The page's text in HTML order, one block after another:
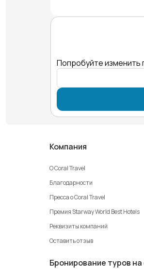
Попробуйте изменить
Компания
О Coral Travel
Благодарности
Пресса о Coral Travel
Премия Starway World Best Hotels
Реквизиты компаний
Оставить отзыв
Бронирование туров